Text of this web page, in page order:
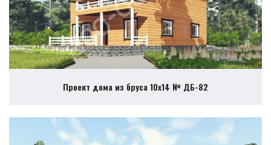
Проект дома из бруса 10х14 № ДБ-82